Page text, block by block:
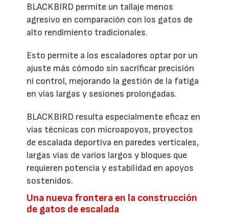
BLACKBIRD permite un tallaje menos
agresivo en comparación con los gatos de
alto rendimiento tradicionales.
Esto permite a los escaladores optar por un
ajuste más cómodo sin sacrificar precisión
ni control, mejorando la gestión de la fatiga
en vías largas y sesiones prolongadas.
BLACKBIRD resulta especialmente eficaz en
vías técnicas con microapoyos, proyectos
de escalada deportiva en paredes verticales,
largas vías de varios largos y bloques que
requieren potencia y estabilidad en apoyos
sostenidos.
Una nueva frontera en la construcción
de gatos de escalada